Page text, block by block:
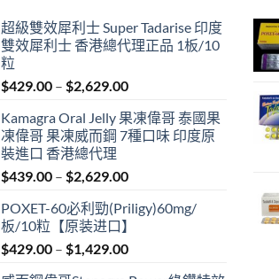
超級雙效犀利士 Super Tadarise 印度
雙效犀利士 香港總代理正品 1板/10
粒
$429.00 – $2,629.00Price
$429.00
through
Kamagra Oral Jelly 果凍偉哥 泰國果
凍偉哥 果凍威而鋼 7種口味 印度原
裝進口 香港總代理
$439.00 – $2,629.00Price
$439.00
$2,629.00
POXET-60必利勁(Priligy)60mg/
板/10粒【原装进口】
$429.00 – $1,429.00Price